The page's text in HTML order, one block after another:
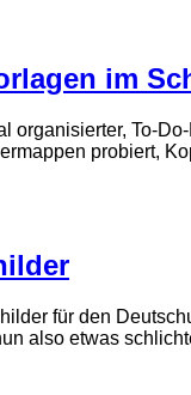
im
organisierter, To-
probiert,
für den
also etwas